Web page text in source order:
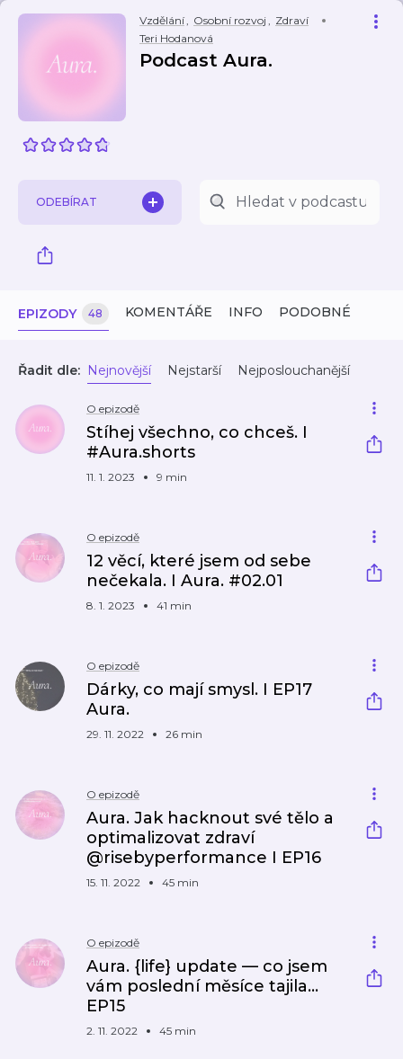
Vzdělání, Osobní rozvoj , Zdraví
Teri Hodanová
Podcast Aura.
ODEBÍRAT
EPIZODY 48 KOMENTÁŘE INFO PODOBNÉ
Řadit dle: Nejnovější Nejstarší Nejposlouchanější
O epizodě
Stíhej všechno, co chceš. I
#Aura.shorts
11. 1. 2023 9 min
O epizodě
12 věcí, které jsem od sebe
nečekala. I Aura. #02.01
8. 1. 2023 41 min
O epizodě
Dárky, co mají smysl. I EP17
Aura.
29. 11. 2022 26 min
O epizodě
Aura. Jak hacknout své tělo a
optimalizovat zdraví
@risebyperformance I EP16
15. 11. 2022 45 min
O epizodě
Aura. {life} update — co jsem
vám poslední měsíce tajila...
EP15
2. 11. 2022 45 min